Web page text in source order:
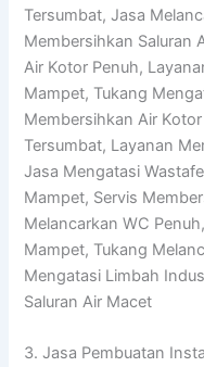
Tersumbat, Jasa
Membersihkan Saluran
Air Kotor Penuh,
Mampet, Tukang
Membersihkan Air
Tersumbat, Layanan
Jasa Mengatasi
Mampet, Servis
Melancarkan WC
Mampet, Tukang
Mengatasi Limbah
Saluran Air Macet
3. Jasa Pembuatan